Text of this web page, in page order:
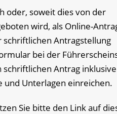
oder, soweit dies von der
wird, als Online-
Antragstellung
bei der
schriftlichen Antrag
Unterlagen einreichen.
Sie bitte den Link auf